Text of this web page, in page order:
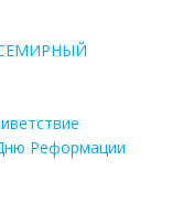
Реформации